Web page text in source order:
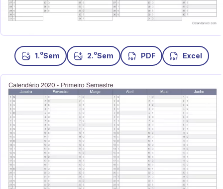
1.oSem 2.oSem PDF Excel